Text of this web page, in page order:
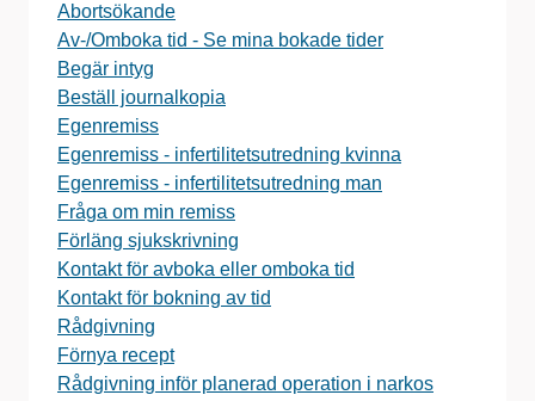
Abortsökande
Av-/Omboka tid - Se mina bokade tider
Begär intyg
Beställ journalkopia
Egenremiss
Egenremiss - infertilitetsutredning kvinna
Egenremiss - infertilitetsutredning man
Fråga om min remiss
Förläng sjukskrivning
Kontakt för avboka eller omboka tid
Kontakt för bokning av tid
Rådgivning
Förnya recept
Rådgivning inför planerad operation i narkos